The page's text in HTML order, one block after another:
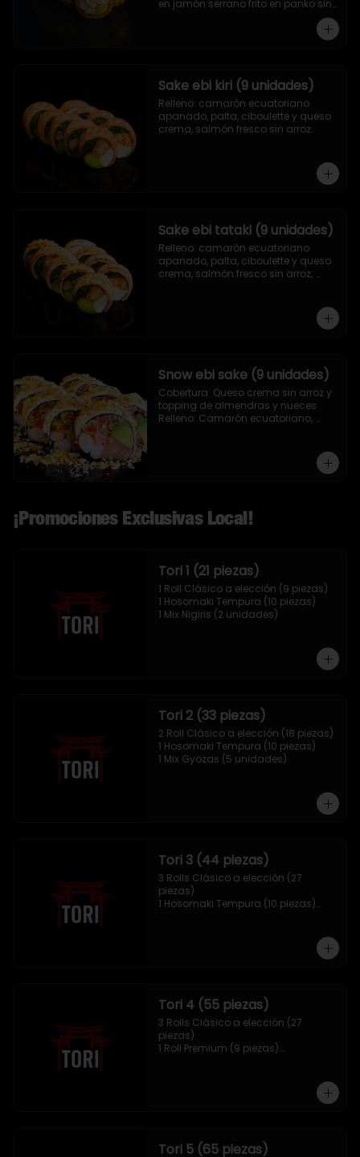
en jamón serrano frito en panko sin
Sake ebi kiri (9 unidades)
Relleno: camarón ecuatoriano
apanado, palta, ciboulette y queso
crema, salmón fresco sin arroz.
Sake ebi tataki (9 unidades)
Relleno: camarón ecuatoriano
apanado, palta, ciboulette y queso
crema, salmón fresco sin arroz,
Snow ebi sake (9 unidades)
Cobertura: Queso crema sin arroz y
topping de almendras y nueces
Relleno: Camarón ecuatoriano,
¡Promociones Exclusivas Local!
Tori 1 (21 piezas)
1 Roll Clásico a elección (9 piezas)
1 Hosomaki Tempura (10 piezas)
1 Mix Nigiris (2 unidades)
Tori 2 (33 piezas)
2 Roll Clásico a elección (18 piezas)
1 Hosomaki Tempura (10 piezas)
1 Mix Gyozas (5 unidades)
Tori 3 (44 piezas)
3 Rolls Clásico a elección (27
piezas)
1 Hosomaki Tempura (10 piezas)
Tori 4 (55 piezas)
3 Rolls Clásico a elección (27
piezas)
1 Roll Premium (9 piezas)
Tori 5 (65 piezas)